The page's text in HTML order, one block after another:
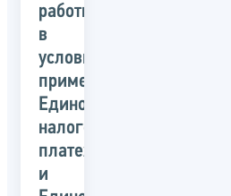
работы
в
условиях
применения
Единого
налогового
платежа
и